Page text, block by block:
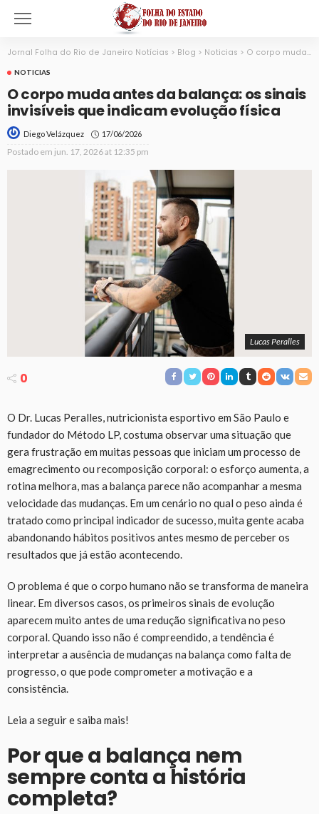
Jornal Folha do Rio de Janeiro Notícias > Blog > Noticias > O corpo muda antes da balança: os sinais invisíveis que indicam evolução física
NOTICIAS
O corpo muda antes da balança: os sinais
invisíveis que indicam evolução física
Diego Velázquez 17/06/2026
Postado em jun. 17, 2026 at 12:35 pm
Lucas Peralles
0
O Dr. Lucas Peralles, nutricionista esportivo em São Paulo e
fundador do Método LP, costuma observar uma situação que
gera frustração em muitas pessoas que iniciam um processo de
emagrecimento ou recomposição corporal: o esforço aumenta, a
rotina melhora, mas a balança parece não acompanhar a mesma
velocidade das mudanças. Em um cenário no qual o peso ainda é
tratado como principal indicador de sucesso, muita gente acaba
abandonando hábitos positivos antes mesmo de perceber os
resultados que já estão acontecendo.
O problema é que o corpo humano não se transforma de maneira
linear. Em diversos casos, os primeiros sinais de evolução
aparecem muito antes de uma redução significativa no peso
corporal. Quando isso não é compreendido, a tendência é
interpretar a ausência de mudanças na balança como falta de
progresso, o que pode comprometer a motivação e a
consistência.
Leia a seguir e saiba mais!
Por que a balança nem
sempre conta a história
completa?